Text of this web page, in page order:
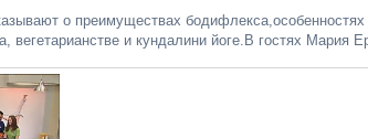
о преимуществах бодифлекса,особенностях
вегетарианстве и кундалини йоге.В гостях Мария